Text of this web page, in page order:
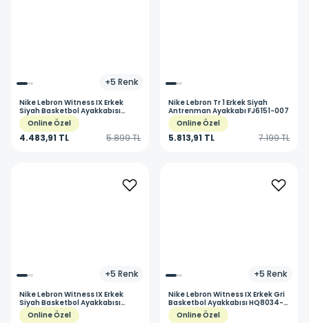
+5 Renk
NikeLebron Witness IX Erkek
Siyah Basketbol Ayakkabısı
HQ8034-001
Online Özel
4.483,91 TL 5.899 TL
NikeLebron Tr 1 Erkek Siyah
Antrenman Ayakkabı FJ6151-007
Online Özel
5.813,91 TL 7.199 TL
+5 Renk
NikeLebron Witness IX Erkek
Siyah Basketbol Ayakkabısı
HQ8034-003
Online Özel
+5 Renk
NikeLebron Witness IX Erkek Gri
Basketbol Ayakkabısı HQ8034-
005Online Özel